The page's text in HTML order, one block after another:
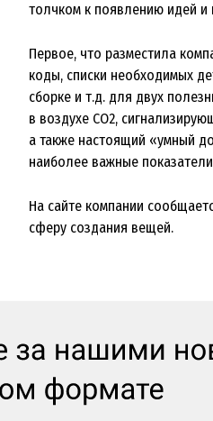
толчком к появлению идей
Первое, что разместила
коды, списки необходимых
сборке и т.д. для двух
в воздухе СО2,
а также настоящий «умный
наиболее важные
На сайте компании
сферу создания вещей.